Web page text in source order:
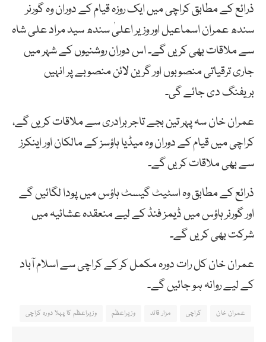
ذرائع کے مطابق کراچی میں ایک روزہ قیام کے دوران وہ گورنر
سندھ عمران اسماعیل اور وزير اعلیٰ سندھ سید مراد علی شاہ
سے ملاقات بھی کریں گے۔ اس دوران روشنیوں کے شہر میں
جاری ترقیاتی منصوبوں اور گرين لائن منصوبے پر انہیں
بريفنگ دی جائے گی۔
عمران خان سہ پہر تين بجے تاجر برادری سے ملاقات کريں گے،
کراچی میں قیام کے دوران وہ ميڈيا ہاؤسز کے مالکان اور اینکرز
سے بھی ملاقات کريں گے۔
ذرائع کے مطابق وہ اسٹیٹ گیسٹ ہاؤس میں پودا لگائیں گے
اور گورنر ہاؤس ميں ڈيمز فنڈ کے ليے منعقدہ عشائيہ ميں
شرکت بھی کريں گے۔
عمران خان کل رات دورہ مکمل کر کے کراچی سے اسلام آباد
کے ليے روانہ ہو جائيں گے۔
عمران خان کراچی مزار قائد وزیراعظم وزیراعظم کا پہلا دورہ کراچی